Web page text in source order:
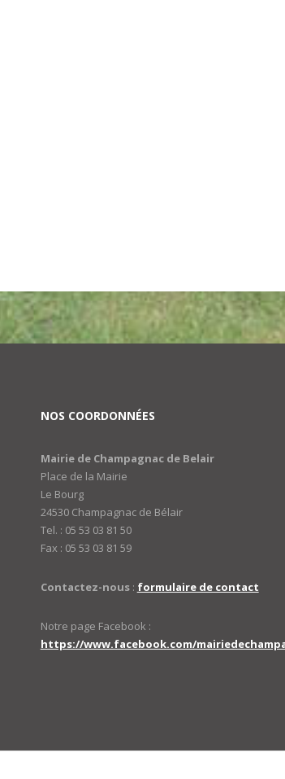
NOS COORDONNÉES
Mairie de Champagnac de Belair
Place de la Mairie
Le Bourg
24530 Champagnac de Bélair
Tel. : 05 53 03 81 50
Fax : 05 53 03 81 59
Contactez-nous: formulaire de contact
Notre page Facebook :
https://www.facebook.com/